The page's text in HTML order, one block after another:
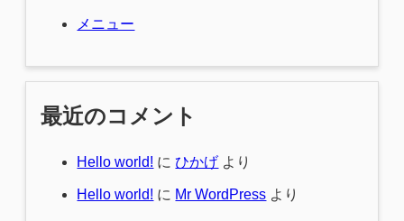
メニュー
最近のコメント
Hello world! にひかげ より
Hello world! に Mr WordPress より